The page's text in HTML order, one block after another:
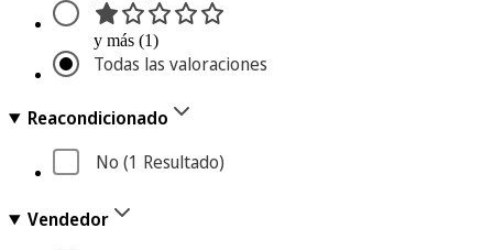
y más (1)
Todas las valoraciones
Reacondicionado
No (1 Resultado)
Vendedor